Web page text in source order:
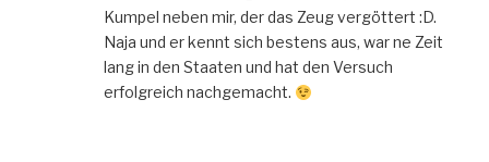
Kumpel neben mir, der das Zeug vergöttert :D.
Naja und er kennt sich bestens aus, war ne Zeit
lang in den Staaten und hat den Versuch
erfolgreich nachgemacht.